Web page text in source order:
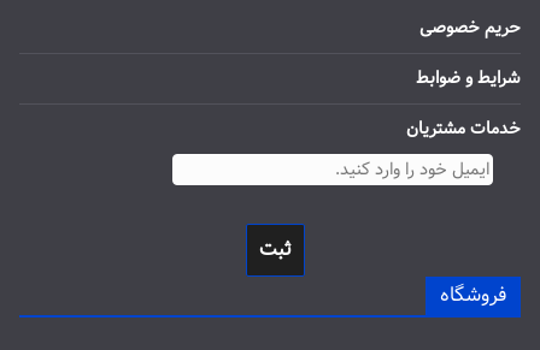
حریم خصوصی
شرایط و ضوابط
خدمات مشتریان
ثبت
فروشگاه